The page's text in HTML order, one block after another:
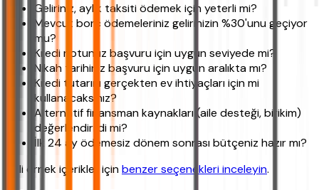
Geliriniz, aylık taksiti ödemek için yeterli mi?
Mevcut borç ödemeleriniz gelirinizin %30'unu geçiyor
mu?
Kredi notunuz başvuru için uygun seviyede mi?
Nikah tarihiniz başvuru için uygun aralıkta mı?
Kredi tutarını gerçekten ev ihtiyaçları için mi
kullanacaksınız?
Alternatif finansman kaynakları (aile desteği, birikim)
değerlendirildi mi?
İlk 24 ay ödemesiz dönem sonrası bütçeniz hazır mı?
İlgili örnek içerikler içinbenzer seçenekleri inceleyin.